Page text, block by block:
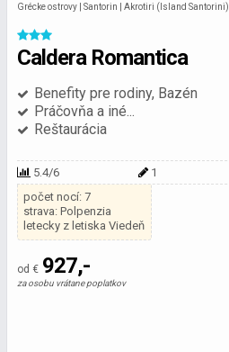
Grécke ostrovy | Santorin | Akrotiri (Island Santorini)
Caldera Romantica
Benefity pre rodiny, Bazén
Práčovňa a iné...
Reštaurácia
5.4/6 1
počet nocí: 7
strava: Polpenzia
letecky z letiska Viedeň
od € 927,-
za osobu vrátane poplatkov